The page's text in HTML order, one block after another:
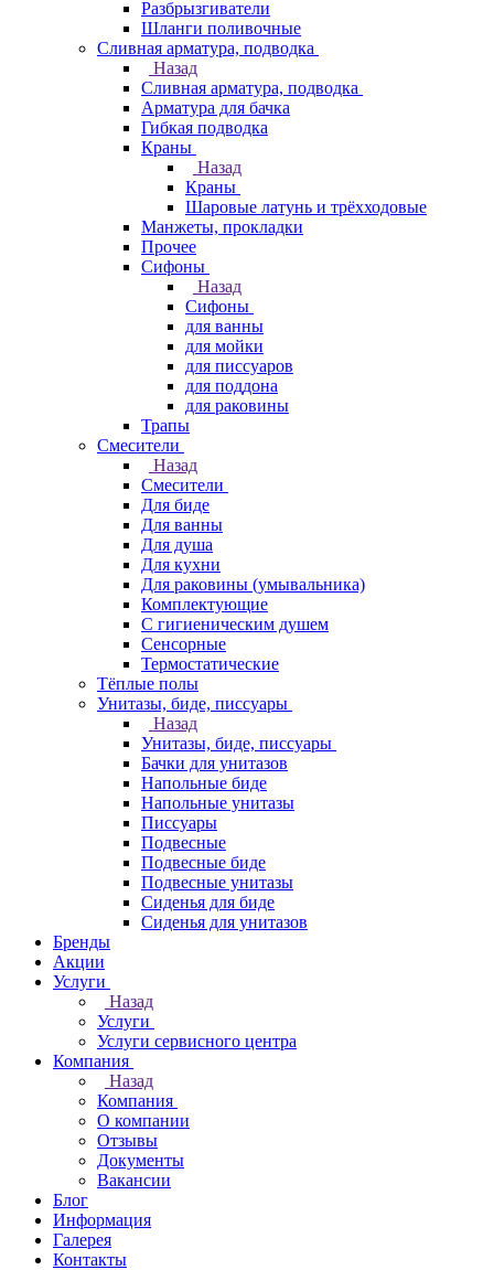
Разбрызгиватели
Шланги поливочные
Сливная арматура, подводка
Назад
Сливная арматура, подводка
Арматура для бачка
Гибкая подводка
Краны
Назад
Краны
Шаровые латунь и трёхходовые
Манжеты, прокладки
Прочее
Сифоны
Назад
Сифоны
для ванны
для мойки
для писсуаров
для поддона
для раковины
Трапы
Смесители
Назад
Смесители
Для биде
Для ванны
Для душа
Для кухни
Для раковины (умывальника)
Комплектующие
С гигиеническим душем
Сенсорные
Термостатические
Тёплые полы
Унитазы, биде, писсуары
Назад
Унитазы, биде, писсуары
Бачки для унитазов
Напольные биде
Напольные унитазы
Писсуары
Подвесные
Подвесные биде
Подвесные унитазы
Сиденья для биде
Сиденья для унитазов
Бренды
Акции
Услуги
Назад
Услуги
Услуги сервисного центра
Компания
Назад
Компания
О компании
Отзывы
Документы
Вакансии
Блог
Информация
Галерея
Контакты